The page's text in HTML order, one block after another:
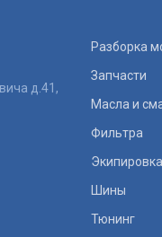
д.41,
Разборка
Запчасти
Масла и
Фильтра
Экипировка
Шины
Тюнинг